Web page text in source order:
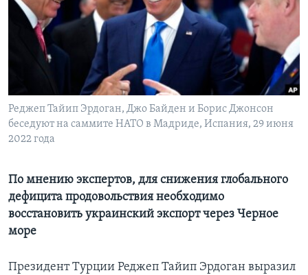
Learning English
СОЦИАЛЬНЫЕ СЕТИ
Языки
Реджеп Тайип Эрдоган, Джо Байден и Борис Джонсон
беседуют на саммите НАТО в Мадриде, Испания, 29 июня
2022 года
По мнению экспертов, для снижения глобального
дефицита продовольствия необходимо
восстановить украинский экспорт через Черное
море
Президент Турции Реджеп Тайип Эрдоган выразил